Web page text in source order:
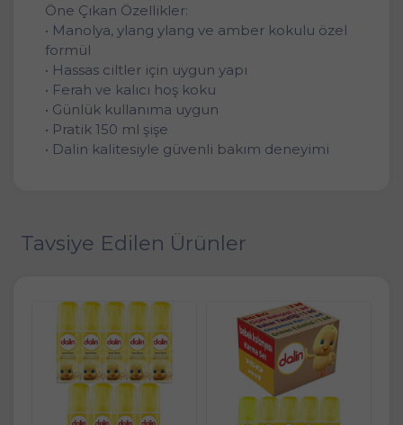
Öne Çıkan Özellikler:
• Manolya, ylang ylang ve amber kokulu özel
formül
• Hassas ciltler için uygun yapı
• Ferah ve kalıcı hoş koku
• Günlük kullanıma uygun
• Pratik 150 ml şişe
• Dalin kalitesiyle güvenli bakım deneyimi
Tavsiye Edilen Ürünler